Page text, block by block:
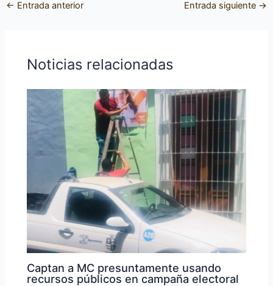
← Entrada anterior Entrada siguiente →
Noticias relacionadas
Captan a MC presuntamente usando
recursos públicos en campaña electoral